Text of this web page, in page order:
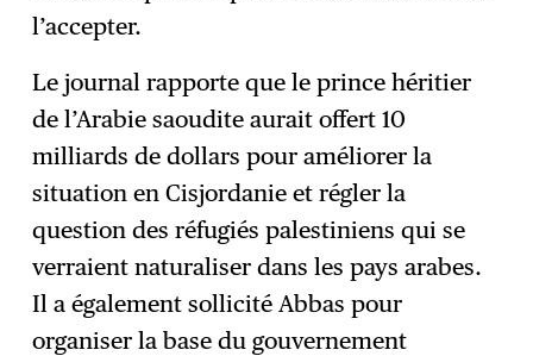
l’accepter.
Le journal rapporte que le prince héritier
de l’Arabie saoudite aurait offert 10
milliards de dollars pour améliorer la
situation en Cisjordanie et régler la
question des réfugiés palestiniens qui se
verraient naturaliser dans les pays arabes.
Il a également sollicité Abbas pour
organiser la base du gouvernement